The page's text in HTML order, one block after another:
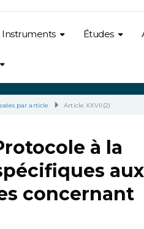
Instruments Études
par article Article XXVII(2)
à la
aux
concernant